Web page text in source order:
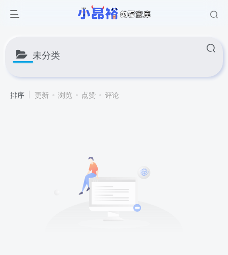
未分类
排序 更新 浏览 点赞 评论